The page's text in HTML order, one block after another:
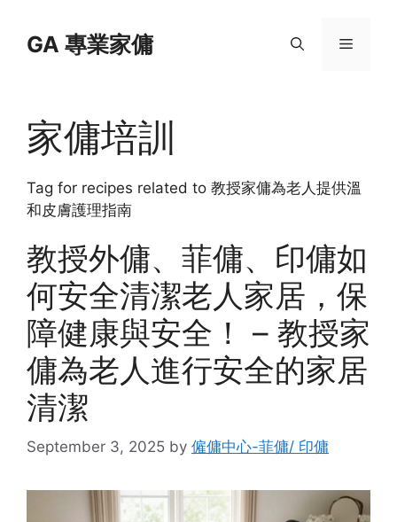
contentGA 專業家傭 Menu
家傭培訓
Tag for recipes related to 教授家傭為老人提供溫
和皮膚護理指南
教授外傭、菲傭、印傭如
何安全清潔老人家居，保
障健康與安全！ – 教授家
傭為老人進行安全的家居
清潔
September 3, 2025 by 僱傭中心-菲傭/ 印傭